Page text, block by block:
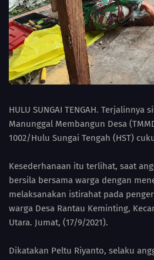
HULU SUNGAI TENGAH. Terjalinnya
Manunggal Membangun Desa
1002/Hulu Sungai Tengah (HST)
Kesederhanaan itu terlihat, saat
bersila bersama warga dengan
melaksanakan istirahat pada
warga Desa Rantau Keminting,
Utara. Jumat, (17/9/2021).
Dikatakan Peltu Riyanto, selaku